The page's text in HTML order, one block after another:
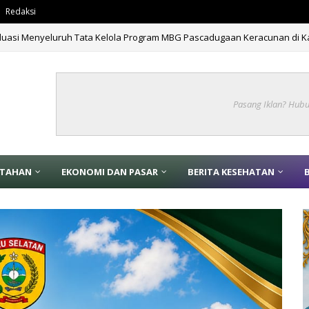
Redaksi
666 Tahun Islam Masuk Papua di Fakfak BERITA
Pasang Iklan?
EKONOMI DAN PASAR BERITA KESEHATAN